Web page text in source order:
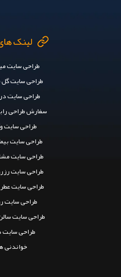
لینک
طراحی سایت
طراحی سایت
طراحی سایت در
سفارش طراحی
طراحی سایت
طراحی سایت
طراحی سایت
طراحی سایت
طراحی سایت
طراحی سایت
طراحی سایت
طراحی
خواندنی